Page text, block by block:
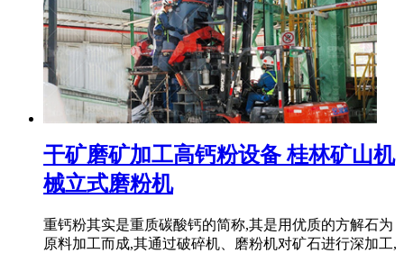
干矿磨矿加工高钙粉设备 桂林矿山机
械立式磨粉机
重钙粉其实是重质碳酸钙的简称,其是用优质的方解石为
原料加工而成,其通过破碎机、磨粉机对矿石进行深加工,